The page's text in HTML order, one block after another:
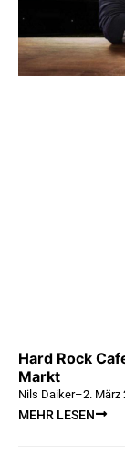
Hard Rock
Markt
Nils Daiker–2. März
MEHR LESEN